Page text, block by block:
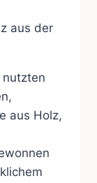
aus der
nutzten
aus Holz,